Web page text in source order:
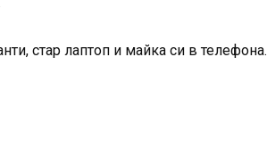
стар лаптоп и майка си в телефона.